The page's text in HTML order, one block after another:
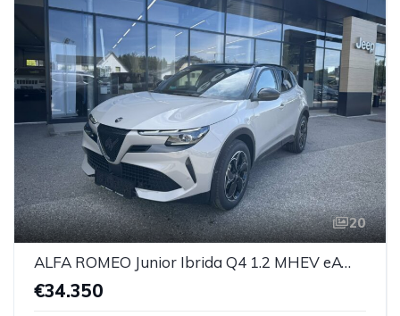
20
ALFA ROMEO Junior Ibrida Q4 1.2 MHEV eAWD e-DCT6
€34.350